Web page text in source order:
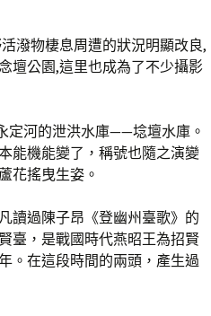
潑物棲息周遭的狀況明顯改良,
壇公園,這里也成為了不少攝影
定河的泄洪水庫——埝壇水庫。
能機能變了，稱號也隨之演變
花搖曳生姿。
讀過陳子昂《登幽州臺歌》的
臺，是戰國時代燕昭王為招賢
。在這段時間的兩頭，產生過